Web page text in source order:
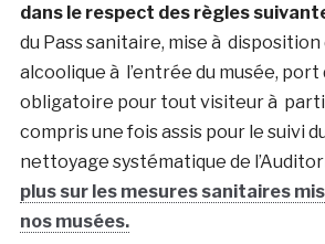
dans le respect des règles
du Pass sanitaire, mise à
alcoolique à l’entrée du musée, port
obligatoire pour tout visiteur à partir
compris une fois assis pour le suivi
nettoyage systématique de
plus sur les mesures sanitaires
nos musées.